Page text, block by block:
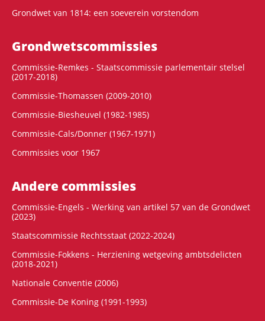
Grondwet van 1814: een soeverein vorstendom
Grondwets­commissies
Commissie-Remkes - Staatscommissie parlementair stelsel
(2017-2018)
Commissie-Thomassen (2009-2010)
Commissie-Biesheuvel (1982-1985)
Commissie-Cals/Donner (1967-1971)
Commissies voor 1967
Andere commissies
Commissie-Engels - Werking van artikel 57 van de Grondwet
(2023)
Staatscommissie Rechtsstaat (2022-2024)
Commissie-Fokkens - Herziening wetgeving ambtsdelicten
(2018-2021)
Nationale Conventie (2006)
Commissie-De Koning (1991-1993)